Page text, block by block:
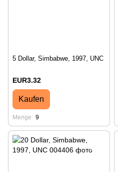
5 Dollar, Simbabwe, 1997, UNC
EUR3.32
Kaufen
Menge 9